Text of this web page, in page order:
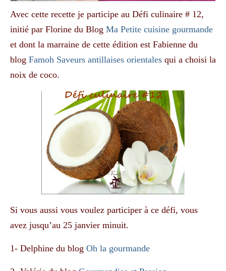
Avec cette recette je participe au Défi culinaire # 12,
initié par Florine du Blog Ma Petite cuisine gourmande
et dont la marraine de cette édition est Fabienne du
blog Famoh Saveurs antillaises orientales qui a choisi la
noix de coco.
Si vous aussi vous voulez participer à ce défi, vous
avez jusqu’au 25 janvier minuit.
1- Delphine du blog Oh la gourmande